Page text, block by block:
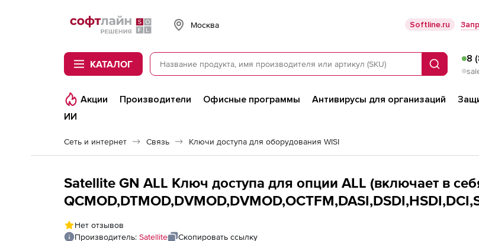
Softline
Москва Softline.ru
КАТАЛОГ Поиск
8
Акции Производители Офисные программы Антивирусы для организаций
ИИ
Сеть и интернет Связь Ключи доступа для оборудования WISI
Satellite GN ALL Ключ доступа для опции ALL (включает в
Нет отзывов
Производитель: Satellite Скопировать ссылку